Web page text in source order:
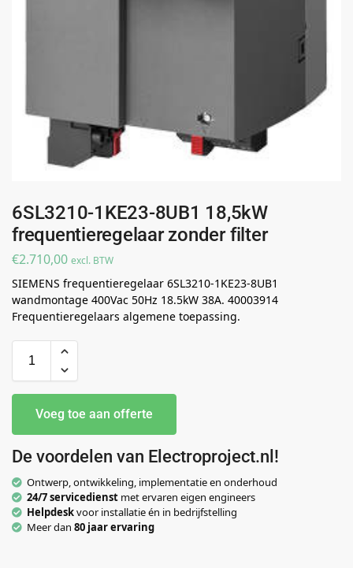
6SL3210-1KE23-8UB1 18,5kW
frequentieregelaar zonder filter
€2.710,00 excl. BTW
SIEMENS frequentieregelaar 6SL3210-1KE23-8UB1
wandmontage 400Vac 50Hz 18.5kW 38A. 40003914
Frequentieregelaars algemene toepassing.
Voeg toe aan offerte
De voordelen van Electroproject.nl!
Ontwerp, ontwikkeling, implementatie en onderhoud
24/7 servicedienst met ervaren eigen engineers
Helpdeskvoor installatie én in bedrijfstelling
Meer dan 80 jaar ervaring